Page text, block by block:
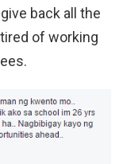
back all the
of working